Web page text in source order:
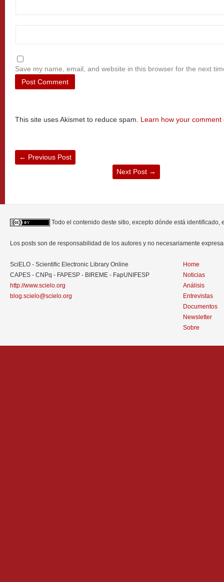
Save my name, email, and website in this browser for the next
This site uses Akismet to reduce spam. Learn how your
← Previous Post
Next Post →
Todo el contenido deste sitio, excepto dónde está identificado,
Los posts son de responsabilidad de los autores y no necesariamente
SciELO - Scientific Electronic Library Online
CAPES - CNPq - FAPESP - BIREME - FapUNIFESP
http://www.scielo.org
blog.scielo@scielo.org
Home
Noticias
Análisis
Entrevistas
Documentos
Newsletter
Sobre